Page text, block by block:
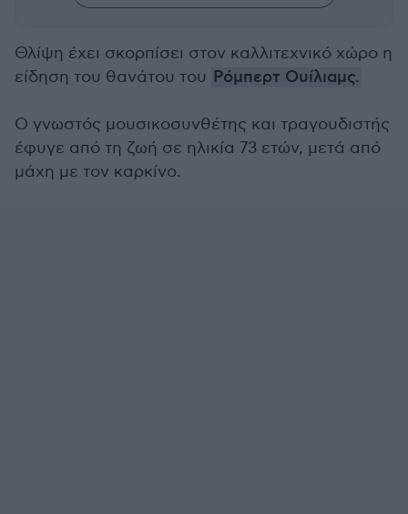
Θλίψη έχει σκορπίσει στον καλλιτεχνικό χώρο η
είδηση του θανάτου του Ρόμπερτ Ουίλιαμς.
Ο γνωστός μουσικοσυνθέτης και τραγουδιστής
έφυγε από τη ζωή σε ηλικία 73 ετών, μετά από
μάχη με τον καρκίνο.